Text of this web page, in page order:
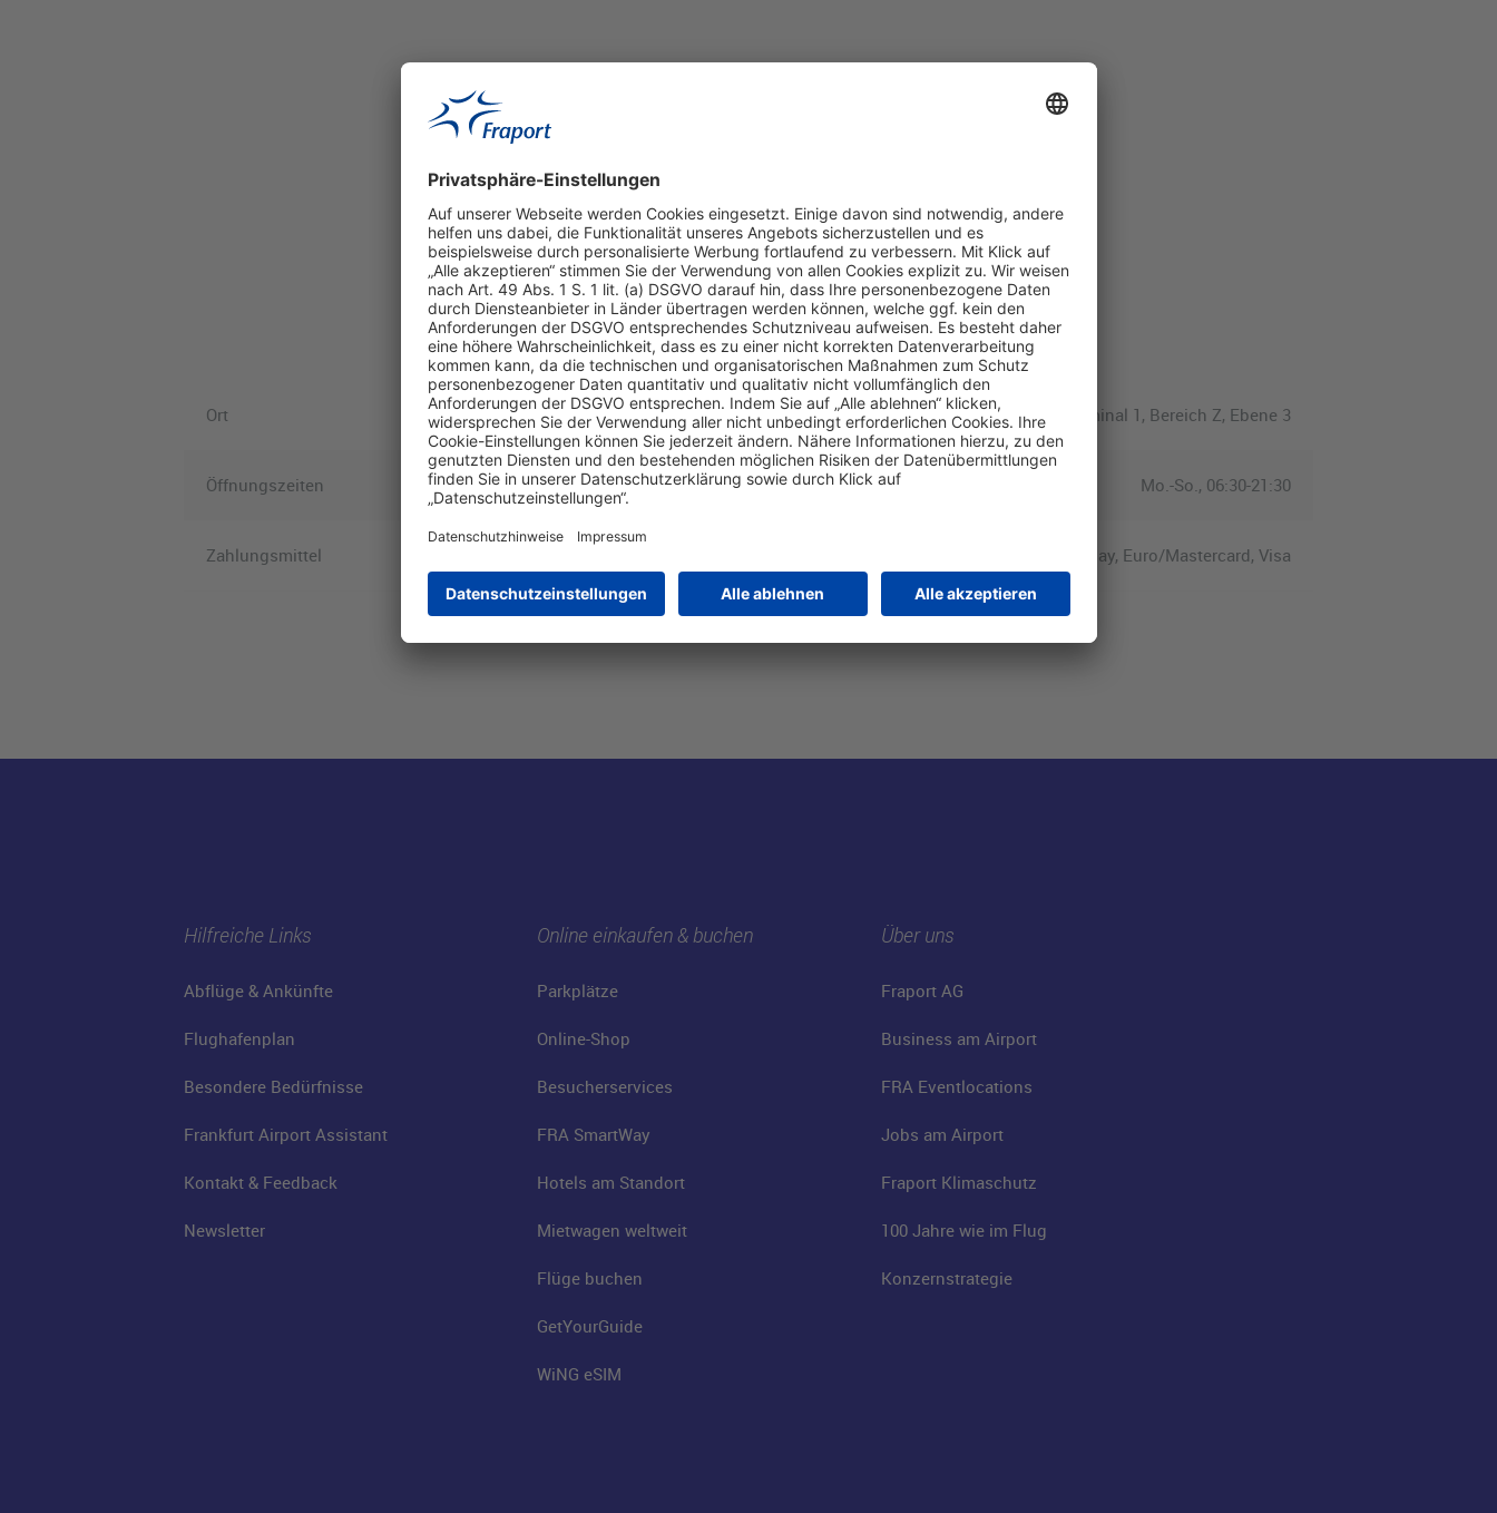
Ort Terminal 1, Bereich Z, Ebene 3
Öffnungszeiten Mo.-So., 06:30-21:30
Zahlungsmittel American Express, Apple Pay, Euro/Mastercard, Visa
Hilfreiche Links
Abflüge & Ankünfte
Flughafenplan
Besondere Bedürfnisse
Frankfurt Airport Assistant
Kontakt & Feedback
Newsletter
Online einkaufen & buchen
Parkplätze
Online-Shop
Besucherservices
FRA SmartWay
Hotels am Standort
Mietwagen weltweit
Flüge buchen
GetYourGuide
WiNG eSIM
Über uns
Fraport AG
Business am Airport
FRA Eventlocations
Jobs am Airport
Fraport Klimaschutz
100 Jahre wie im Flug
Konzernstrategie